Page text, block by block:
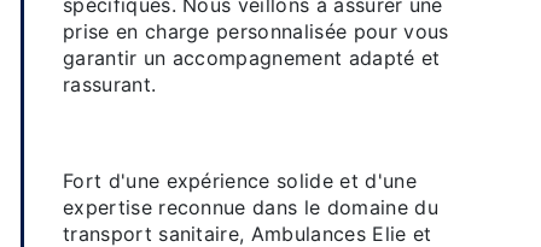
spécifiques. Nous veillons à assurer une
prise en charge personnalisée pour vous
garantir un accompagnement adapté et
rassurant.
Fort d'une expérience solide et d'une
expertise reconnue dans le domaine du
transport sanitaire, Ambulances Elie et